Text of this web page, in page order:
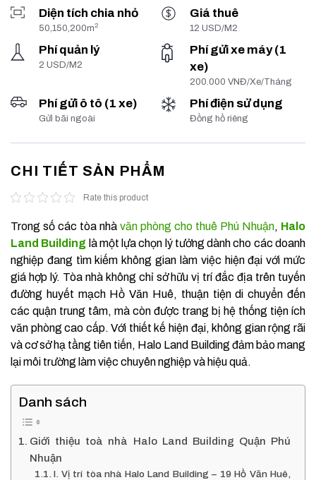
Diện tích chia nhỏ
50,150,200m2
Giá thuê
12 USD/M2
Phí quản lý
2 USD/M2
Phí gửi xe máy (1
xe)
200.000 VNĐ/Xe/Tháng
Phí gửi ô tô (1 xe)
Gửi bãi ngoài
Phí điện sử dụng
Đồng hồ riêng
CHI TIẾT SẢN PHẨM
Rate this product
Trong số các tòa nhà văn phòng cho thuê Phú Nhuận, Halo
Land Building là một lựa chọn lý tưởng dành cho các doanh
nghiệp đang tìm kiếm không gian làm việc hiện đại với mức
giá hợp lý. Tòa nhà không chỉ sở hữu vị trí đắc địa trên tuyến
đường huyết mạch Hồ Văn Huê, thuận tiện di chuyển đến
các quận trung tâm, mà còn được trang bị hệ thống tiện ích
văn phòng cao cấp. Với thiết kế hiện đại, không gian rộng rãi
và cơ sở hạ tầng tiên tiến, Halo Land Building đảm bảo mang
lại môi trường làm việc chuyên nghiệp và hiệu quả.
Danh sách
Giới thiệu toà nhà Halo Land Building Quận Phú
Nhuận
I. Vị trí tòa nhà Halo Land Building – 19 Hồ Văn Huê,